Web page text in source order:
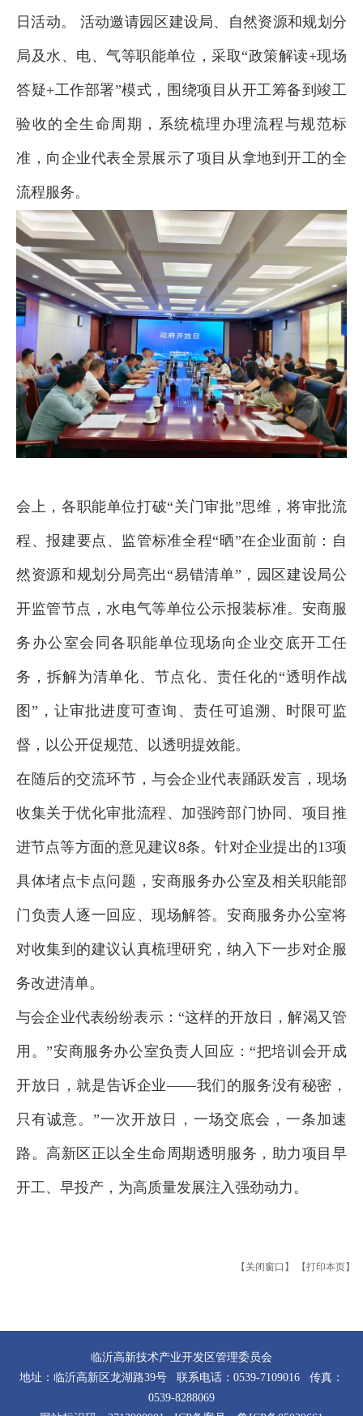
日活动。 活动邀请园区建设局、自然资源和规划分
局及水、电、气等职能单位，采取“政策解读+现场
答疑+工作部署”模式，围绕项目从开工筹备到竣工
验收的全生命周期，系统梳理办理流程与规范标
准，向企业代表全景展示了项目从拿地到开工的全
流程服务。
会上，各职能单位打破“关门审批”思维，将审批流
程、报建要点、监管标准全程“晒”在企业面前：自
然资源和规划分局亮出“易错清单”，园区建设局公
开监管节点，水电气等单位公示报装标准。安商服
务办公室会同各职能单位现场向企业交底开工任
务，拆解为清单化、节点化、责任化的“透明作战
图”，让审批进度可查询、责任可追溯、时限可监
督，以公开促规范、以透明提效能。
在随后的交流环节，与会企业代表踊跃发言，现场
收集关于优化审批流程、加强跨部门协同、项目推
进节点等方面的意见建议8条。针对企业提出的13项
具体堵点卡点问题，安商服务办公室及相关职能部
门负责人逐一回应、现场解答。安商服务办公室将
对收集到的建议认真梳理研究，纳入下一步对企服
务改进清单。
与会企业代表纷纷表示：“这样的开放日，解渴又管
用。”安商服务办公室负责人回应：“把培训会开成
开放日，就是告诉企业——我们的服务没有秘密，
只有诚意。”一次开放日，一场交底会，一条加速
路。高新区正以全生命周期透明服务，助力项目早
开工、早投产，为高质量发展注入强劲动力。
【关闭窗口】 【打印本页】
临沂高新技术产业开发区管理委员会
地址：临沂高新区龙湖路39号 联系电话：0539-7109016 传真：
0539-8288069